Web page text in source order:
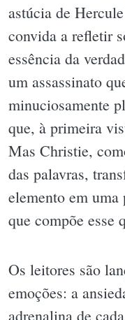
astúcia de
convida a refletir
essência da
um assassinato
minuciosamente
que, à primeira
Mas Christie,
das palavras,
elemento em
que compõe esse
Os leitores são
emoções: a
adrenalina de